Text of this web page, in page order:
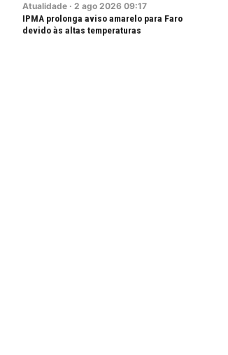
Atualidade · 2 ago 2026 09:17
IPMA prolonga aviso amarelo para Faro
devido às altas temperaturas